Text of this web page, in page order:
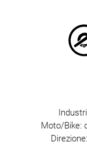
Moto/Bike:
Direzione: